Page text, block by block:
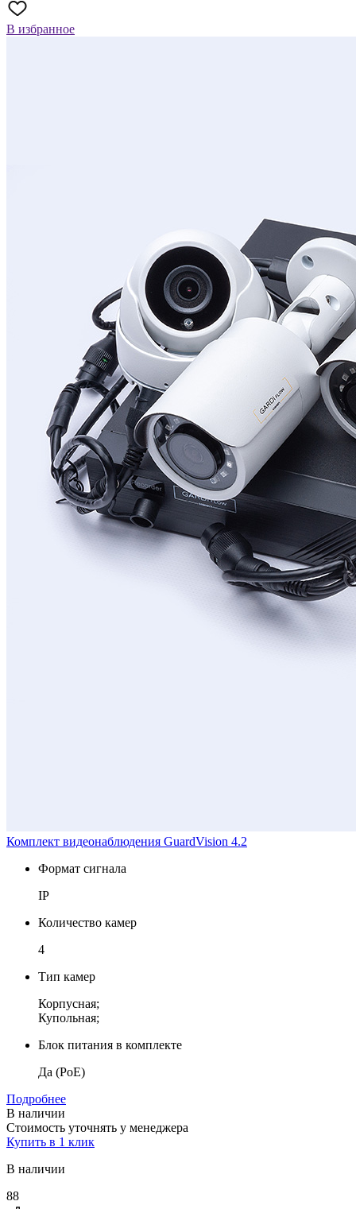
В избранное
Комплект видеонаблюдения GuardVision 4.2
Формат сигнала
IP
Количество камер
4
Тип камер
Корпусная;
Купольная;
Блок питания в комплекте
Да (PoE)
Подробнее
В наличии
Стоимость уточнять у менеджера
Купить в 1 клик
В наличии
88